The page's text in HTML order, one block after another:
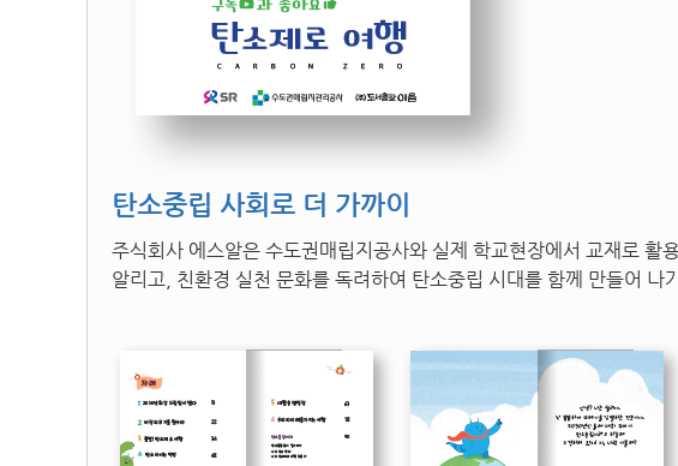
탄소중립 사회로 더 가까이
주식회사 에스알은 수도권매립지공사와 실제 학교현장에서 교재로 활
알리고, 친환경 실천 문화를 독려하여 탄소중립 시대를 함께 만들어 나